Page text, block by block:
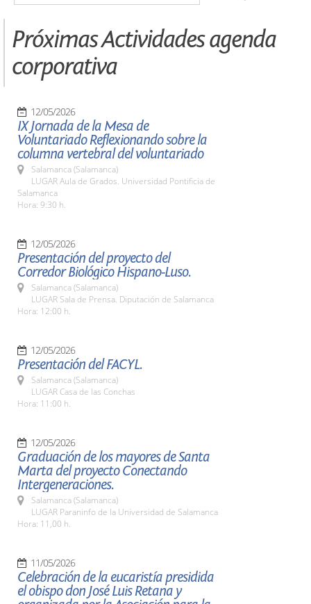
Próximas Actividades agenda
corporativa
12/05/2026
IX Jornada de la Mesa de
Voluntariado Reflexionando sobre la
columna vertebral del voluntariado
Salamanca (Salamanca)
LUGAR Aula de Grados. Universidad Pontificia de
Salamanca
Hora: 9:30 h.
12/05/2026
Presentación del proyecto del
Corredor Biológico Hispano-Luso.
Salamanca (Salamanca)
LUGAR Sala de Prensa. Diputación de Salamanca
Hora: 12:00 h.
12/05/2026
Presentación del FACYL.
Salamanca (Salamanca)
LUGAR Casa de las Conchas
Hora: 11:00 h.
12/05/2026
Graduación de los mayores de Santa
Marta del proyecto Conectando
Intergeneraciones.
Salamanca (Salamanca)
LUGAR Paraninfo de la Universidad de Salamanca
Hora: 11,00 h.
11/05/2026
Celebración de la eucaristía presidida
el obispo don José Luis Retana y